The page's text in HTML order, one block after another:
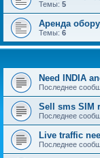
Темы: 5
Аренда
Темы: 6
Need INDIA
Последнее
Sell sms SIM
Последнее
Live traffic
Последнее